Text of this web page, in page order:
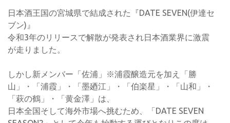
日本酒王国の宮城県で結成された『DATE SEVEN(伊達セ
ブン)』
令和3年のリリースで解散が発表され日本酒業界に激震
が走りました。
しかし新メンバー「佐浦」※浦霞醸造元を加え「勝
山」・「浦霞」・「墨廼江」・「伯楽星」・「山和」・
「萩の鶴」・「黄金澤」は、
日本全国そして海外市場へ挑むため、「DATE SEVEN